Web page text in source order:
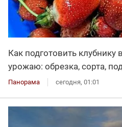
Как подготовить клубнику
урожаю: обрезка, сорта,
Панорама сегодня, 01:01